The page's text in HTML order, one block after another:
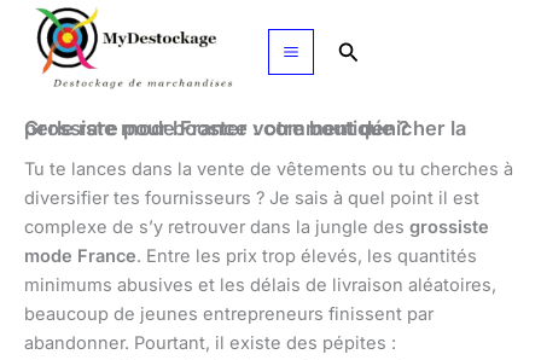
Aller
contenu
Rechercher
Grossiste mode France : comment dénicher la perle rare pour booster votre boutique ?
Tu te lances dans la vente de vêtements ou tu cherches à
diversifier tes fournisseurs ? Je sais à quel point il est
complexe de s’y retrouver dans la jungle des grossiste
mode France. Entre les prix trop élevés, les quantités
minimums abusives et les délais de livraison aléatoires,
beaucoup de jeunes entrepreneurs finissent par
abandonner. Pourtant, il existe des pépites :